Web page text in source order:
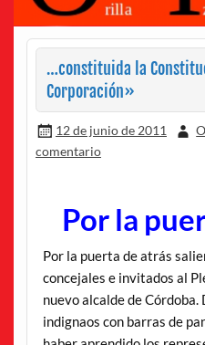
…constituida la
Corporación»
12 de junio de 2011
comentario
Por la
Por la puerta de atrás
concejales e invitados al
nuevo alcalde de
indignaos con barras de